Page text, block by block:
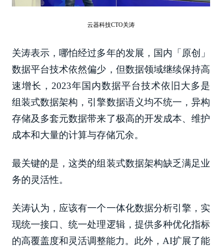
云器科技CTO关涛
关涛表示，哪怕经过多年的发展，国内「原创」
数据平台技术依然偏少，但数据领域继续保持高
速增长，2023年国内数据平台技术依旧大多是
组装式数据架构，引擎数据语义均不统一，异构
存储及多套元数据带来了极高的开发成本、维护
成本和大量的计算与存储冗余。
最关键的是，这类的组装式数据架构缺乏满足业
务的灵活性。
关涛认为，应该有一个一体化数据分析引擎，实
现统一接口、统一处理逻辑，提供多种优化指标
的高覆盖度和灵活调整能力。此外，AI扩展了能